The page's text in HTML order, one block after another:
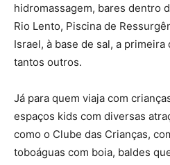
hidromassagem, bares dentro
Rio Lento, Piscina de
Israel, à base de sal, a
tantos outros.
Já para quem viaja com
espaços kids com diversas
como o Clube das Crianças,
toboáguas com boia, baldes